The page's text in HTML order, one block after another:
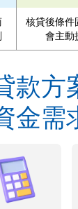
核貸後條件
會主動
款方
金需